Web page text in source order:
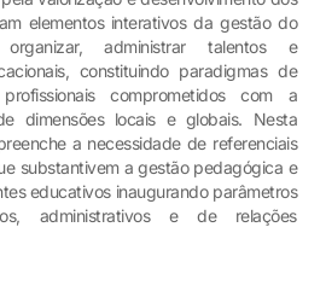
elementos interativos da gestão do
organizar, administrar talentos e
constituindo paradigmas de
comprometidos com a
dimensões locais e globais. Nesta
a necessidade de referenciais
substantivem a gestão pedagógica e
educativos inaugurando parâmetros
administrativos e de relações